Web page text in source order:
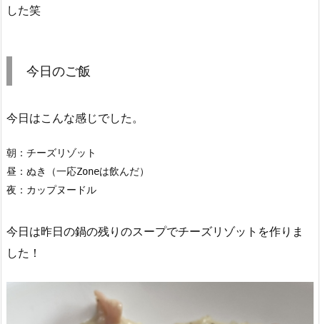
した笑
今日のご飯
今日はこんな感じでした。
朝：チーズリゾット
昼：ぬき（一応Zoneは飲んだ）
夜：カップヌードル
今日は昨日の鍋の残りのスープでチーズリゾットを作りま
した！